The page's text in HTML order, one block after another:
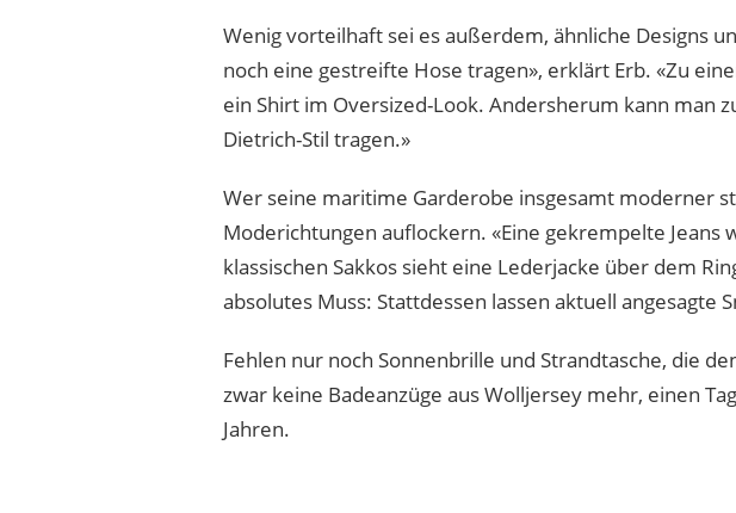
Wenig vorteilhaft sei es außerdem, ähnliche Designs
noch eine gestreifte Hose tragen», erklärt Erb. «Zu
ein Shirt im Oversized-Look. Andersherum kann man
Dietrich-Stil tragen.»
Wer seine maritime Garderobe insgesamt moderner
Moderichtungen auflockern. «Eine gekrempelte
klassischen Sakkos sieht eine Lederjacke über dem
absolutes Muss: Stattdessen lassen aktuell angesagte
Fehlen nur noch Sonnenbrille und Strandtasche, die
zwar keine Badeanzüge aus Wolljersey mehr, einen
Jahren.